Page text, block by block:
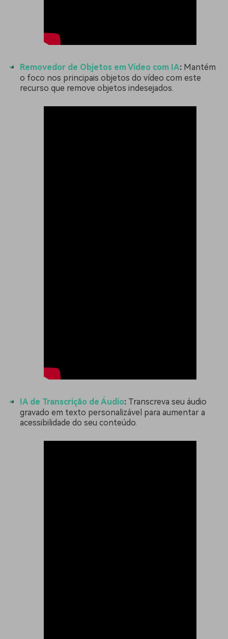
Removedor de Objetos em Vídeo com IA: Mantém
o foco nos principais objetos do vídeo com este
recurso que remove objetos indesejados.
IA de Transcrição de Áudio: Transcreva seu áudio
gravado em texto personalizável para aumentar a
acessibilidade do seu conteúdo.